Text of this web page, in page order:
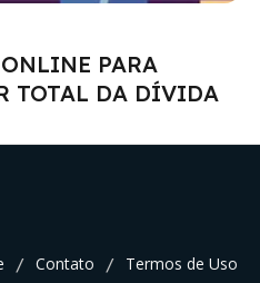
PARA
TOTAL DA DÍVIDA
/ Contato / Termos de Uso